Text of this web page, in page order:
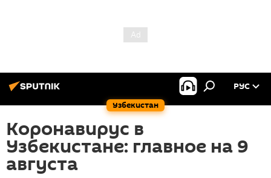
Узбекистан
РУС
Коронавирус в
Узбекистане: главное на 9
августа